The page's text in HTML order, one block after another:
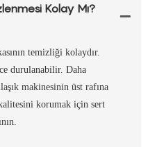
Kolay Mı?
temizliği kolaydır.
durulanabilir. Daha
makinesinin üst rafına
korumak için sert